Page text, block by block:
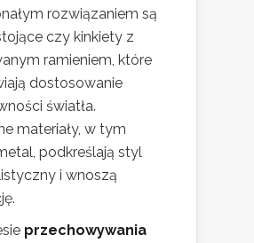
rozwiązaniem są
czy kinkiety z
ramieniem, które
dostosowanie
światła.
materiały, w tym
podkreślają styl
i wnoszą
przechowywania